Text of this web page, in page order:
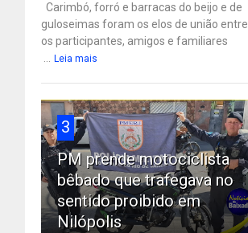
Carimbó, forró e barracas do beijo e de
guloseimas foram os elos de união entre
os participantes, amigos e familiares
... Leia mais
3
PM prende motociclista
bêbado que trafegava no
sentido proibido em
Nilópolis